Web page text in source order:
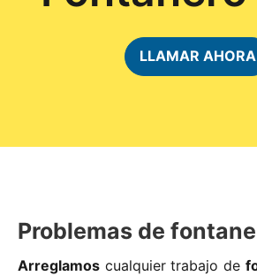
LLAMAR AHORA
Problemas de
Arreglamos cualquier trabajo de